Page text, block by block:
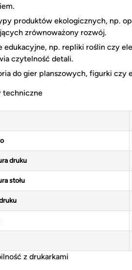
produktów ekologicznych, np.
zrównoważony rozwój.
edukacyjne, np. repliki roślin czy
czytelność detali.
do gier planszowych, figurki czy
techniczne
druku
stołu
z drukarkami